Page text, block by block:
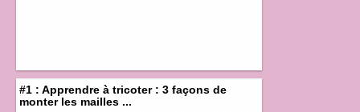
#1 : Apprendre à tricoter : 3 façons de
monter les mailles ...